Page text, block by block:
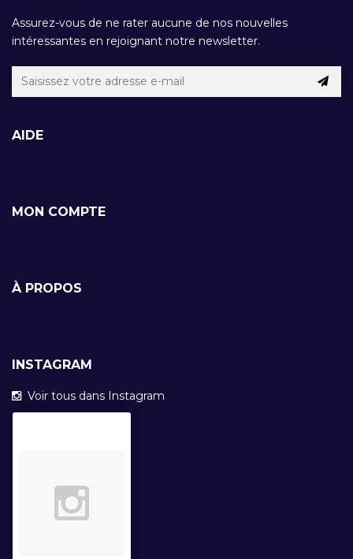
Assurez-vous de ne rater aucune de nos nouvelles
intéressantes en rejoignant notre newsletter.
AIDE
MON COMPTE
À PROPOS
INSTAGRAM
Voir tous dans Instagram